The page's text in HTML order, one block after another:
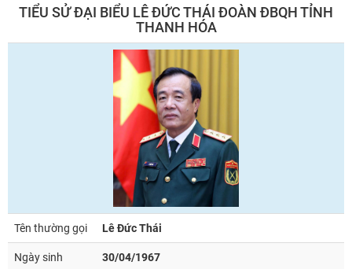
TIỂU SỬ ĐẠI BIỂU LÊ ĐỨC THÁI ĐOÀN ĐBQH TỈNH
THANH HÓA
Tên thường gọi Lê Đức Thái
Ngày sinh 30/04/1967